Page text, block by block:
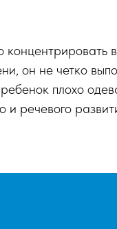
концентрировать
он не четко
плохо
речевого